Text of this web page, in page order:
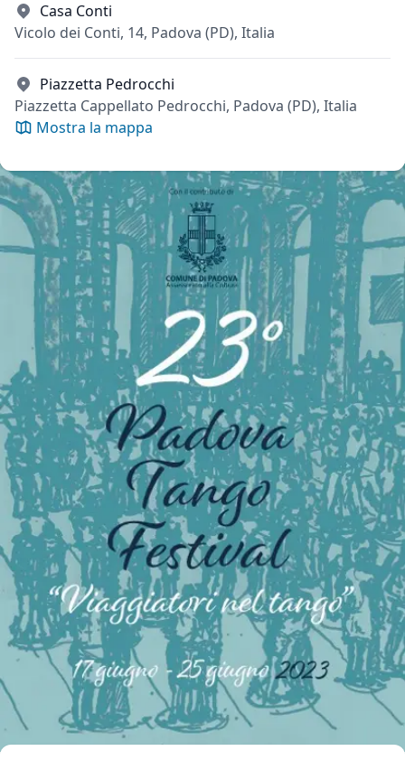
Casa Conti
Vicolo dei Conti, 14, Padova (PD), Italia
Piazzetta Pedrocchi
Piazzetta Cappellato Pedrocchi, Padova (PD), Italia
Mostra la mappa